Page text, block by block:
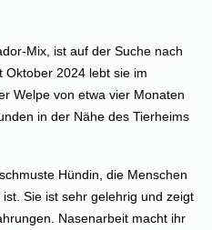
Mix, ist auf der Suche nach
Oktober 2024 lebt sie im
Welpe von etwa vier Monaten
in der Nähe des Tierheims
Hündin, die Menschen
Sie ist sehr gelehrig und zeigt
Nasenarbeit macht ihr